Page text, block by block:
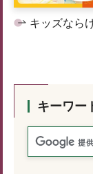
キッズなら
キーワー